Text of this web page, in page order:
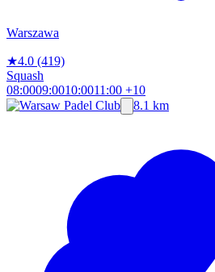
Warszawa
★4.0 (419)
Squash
08:0009:0010:0011:00 +10
8.1 km